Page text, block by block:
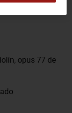
opus 77 de